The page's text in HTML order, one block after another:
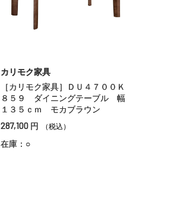
カリモク家具
［カリモク家具］ＤＵ４７００Ｋ
８５９ ダイニングテーブル 幅
１３５ｃｍ モカブラウン
287,100 円 （税込）
在庫：○